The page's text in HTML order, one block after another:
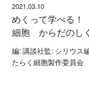
2021.03.10
めくって学べる！
細胞 からだのし
編: 講談社監: シリウス
たらく細胞製作委員会